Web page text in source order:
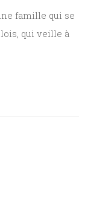
famille qui se
qui veille à